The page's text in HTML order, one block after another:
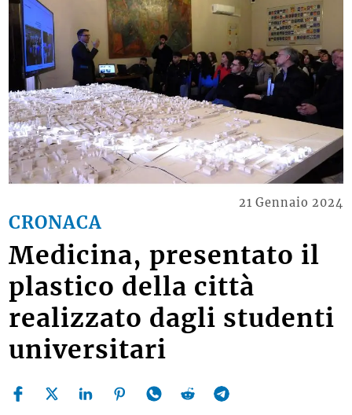
CRONACA
21 Gennaio 2024
Medicina, presentato il
plastico della città
realizzato dagli studenti
universitari